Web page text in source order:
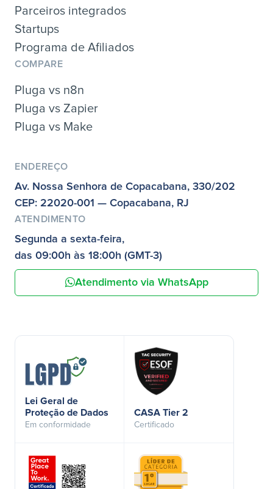
Parceiros integrados
Startups
Programa de Afiliados
COMPARE
Pluga vs n8n
Pluga vs Zapier
Pluga vs Make
ENDEREÇO
Av. Nossa Senhora de Copacabana, 330/202
CEP: 22020-001 — Copacabana, RJ
ATENDIMENTO
Segunda a sexta-feira,
das 09:00h às 18:00h (GMT-3)
Atendimento via WhatsApp
Lei Geral de
Proteção de Dados
Em conformidade
CASA Tier 2
Certificado